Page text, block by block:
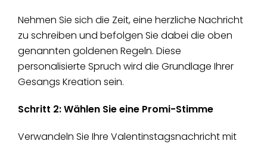
Nehmen Sie sich die Zeit, eine herzliche Nachricht
zu schreiben und befolgen Sie dabei die oben
genannten goldenen Regeln. Diese
personalisierte Spruch wird die Grundlage Ihrer
Gesangs Kreation sein.
Schritt 2: Wählen Sie eine Promi-Stimme
Verwandeln Sie Ihre Valentinstagsnachricht mit